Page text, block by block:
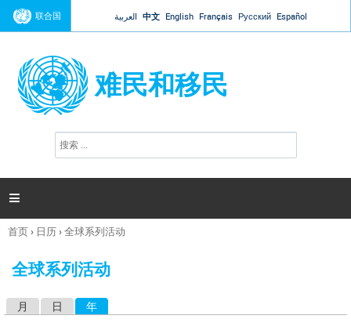
Jump to navigation
联合国 العربية 中文 English Français Русский Español
难民和移民
搜
索

你
这
首页› 日历›全球系列活动
全球系列活动
月 日 年